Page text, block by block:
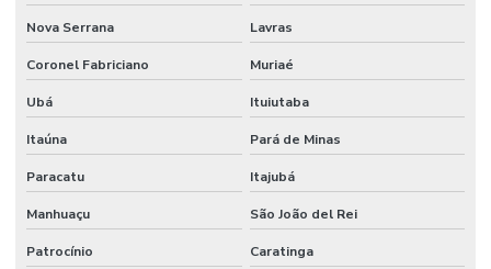
Sistema de hidrantes para combate a incêndio
Sistema de hidrantes contra incêndios
Sistema de hidrantes e sprinklers
Sistema de iluminação de emergência
Sistema contra incêndio bombas
Nova Serrana Lavras
Coronel Fabriciano Muriaé
Ubá Ituiutaba
Itaúna Pará de Minas
Paracatu Itajubá
Manhuaçu São João del Rei
Patrocínio Caratinga